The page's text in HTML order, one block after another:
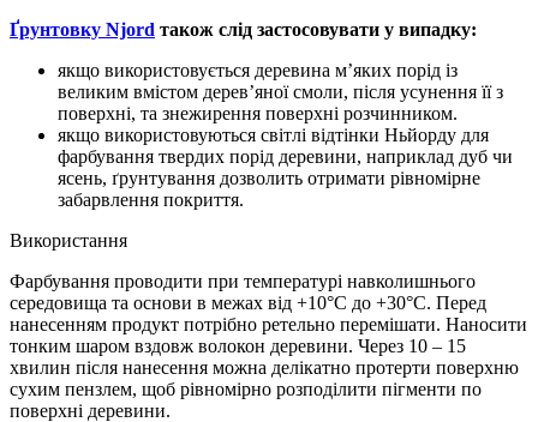
Ґрунтовку Njord також слід застосовувати у випадку:
якщо використовується деревина м’яких порід із
великим вмістом дерев’яної смоли, після усунення її з
поверхні, та знежирення поверхні розчинником.
якщо використовуються світлі відтінки Ньйорду для
фарбування твердих порід деревини, наприклад дуб чи
ясень, ґрунтування дозволить отримати рівномірне
забарвлення покриття.
Використання
Фарбування проводити при температурі навколишнього
середовища та основи в межах від +10°С до +30°С. Перед
нанесенням продукт потрібно ретельно перемішати. Наносити
тонким шаром вздовж волокон деревини. Через 10 – 15
хвилин після нанесення можна делікатно протерти поверхню
сухим пензлем, щоб рівномірно розподілити пігменти по
поверхні деревини.